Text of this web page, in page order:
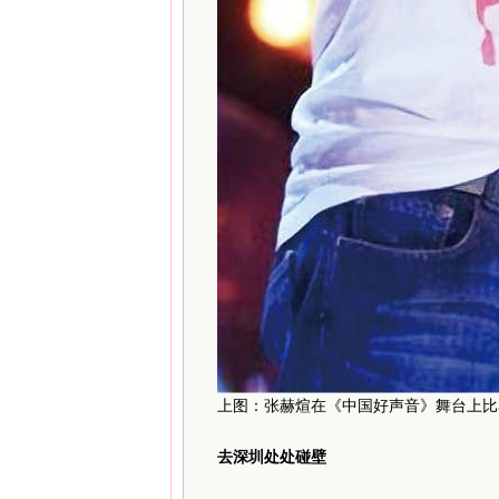
上图：张赫煊在《中国好声音》舞台上
去深圳处处碰壁